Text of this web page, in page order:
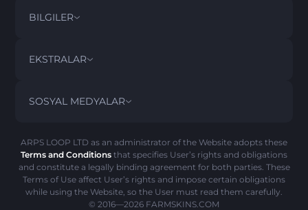
BILGILER
ŞARTLAR VE KOŞULLAR
GERI ÖDEME POLITIKASI
ÇEREZ POLITIKASI
EKSTRALAR
SSS
SOSYAL MEDYALAR
ARPS LOOP LTD as an administrator of the Website adopts these
Terms and Conditions that specifies User’s rights and obligations
and constitute a legally binding agreement for both parties. These
Terms of Use affect User’s rights and impose certain obligations
while using the Website, so the User must read them carefully.
© 2016—2026 FARMSKINS.COM